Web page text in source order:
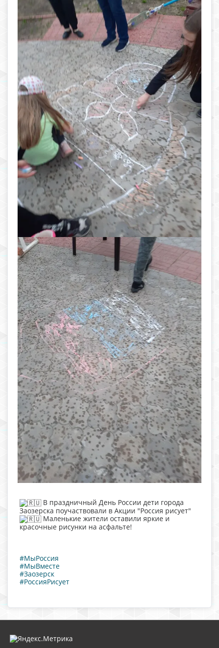
В праздничный День России дети города
Заозерска поучаствовали в Акции "Россия рисует"
Маленькие жители оставили яркие и
красочные рисунки на асфальте!
#МыРоссия
#МыВместе
#Заозерск
#РоссияРисует